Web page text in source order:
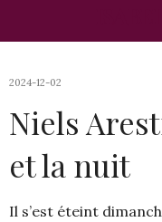
2024-12-02
Niels
et la nuit
Il s’est éteint